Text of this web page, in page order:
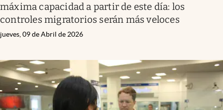
máxima capacidad a partir de este día: los
controles migratorios serán más veloces
jueves, 09 de Abril de 2026